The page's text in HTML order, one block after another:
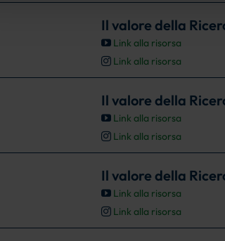
Il valore della
Link alla risorsa
Link alla risorsa
Il valore della
Link alla risorsa
Link alla risorsa
Il valore della
Link alla risorsa
Link alla risorsa